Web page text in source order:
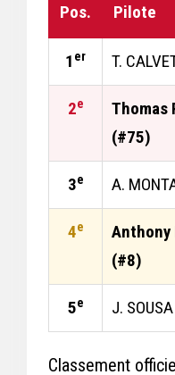
Pos. Pilote
1 er T.
2e
Thomas
(#75)
3e A.
4e
Anthony
(#8)
5e J. SOUSA
Classement